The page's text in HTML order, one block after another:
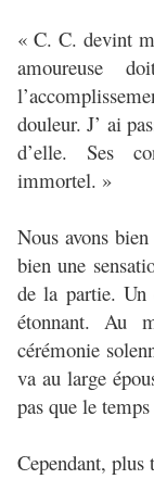
« C. C. devint
amoureuse
douleur. J’ ai
d’elle. Ses
immortel. »
Nous avons
bien une
de la partie. Un
étonnant. Au
cérémonie
va au large
pas que le
Cependant,